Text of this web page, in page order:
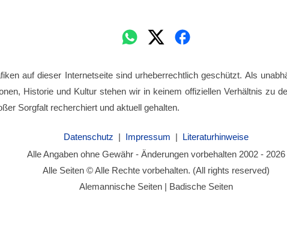
auf dieser Internetseite sind urheberrechtlich geschützt. Als
Historie und Kultur stehen wir in keinem offiziellen Verhältnis zu
Sorgfalt recherchiert und aktuell gehalten.
Datenschutz | Impressum | Literaturhinweise
Alle Angaben ohne Gewähr - Änderungen vorbehalten 2002 - 2026
Alle Seiten © Alle Rechte vorbehalten. (All rights reserved)
Alemannische Seiten | Badische Seiten